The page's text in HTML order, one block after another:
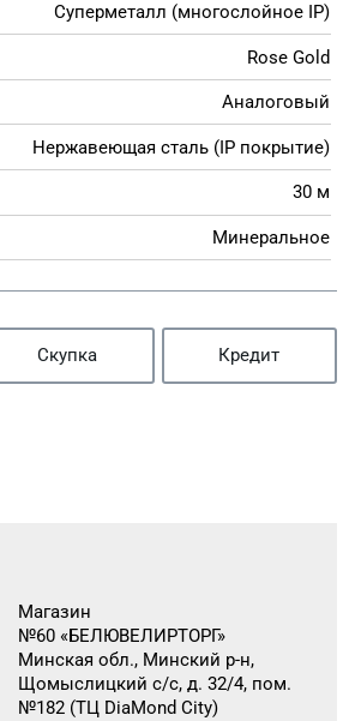
Суперметалл (многослойное IP)
Rose Gold
Аналоговый
Нержавеющая сталь (IP покрытие)
30 м
Минеральное
Скупка Кредит
Магазин
№60 «БЕЛЮВЕЛИРТОРГ»
Минская обл., Минский р-н,
Щомыслицкий с/с, д. 32/4, пом.
№182 (ТЦ DiaMond City)